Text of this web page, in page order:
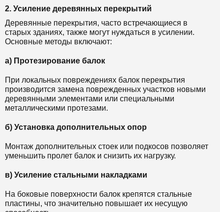
2. Усиление деревянных перекрытий
Деревянные перекрытия, часто встречающиеся в
старых зданиях, также могут нуждаться в усилении.
Основные методы включают:
а) Протезирование балок
При локальных повреждениях балок перекрытия
производится замена поврежденных участков новыми
деревянными элементами или специальными
металлическими протезами.
б) Установка дополнительных опор
Монтаж дополнительных стоек или подкосов позволяет
уменьшить пролет балок и снизить их нагрузку.
в) Усиление стальными накладками
На боковые поверхности балок крепятся стальные
пластины, что значительно повышает их несущую